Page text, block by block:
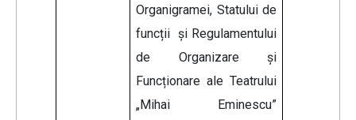
Organigramei, Statului de
funcții și Regulamentului
de Organizare și
Funcționare ale Teatrului
„Mihai Eminescu”